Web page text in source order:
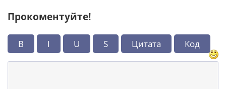
Прокоментуйте!
B I U S Цитата Код